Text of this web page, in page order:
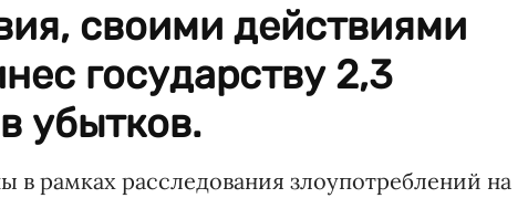
своими действиями
государству 2,3
убытков.
в рамках расследования злоупотреблений на